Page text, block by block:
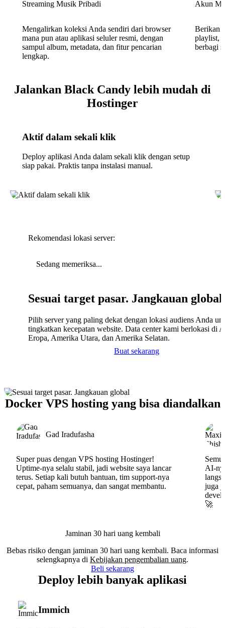
Streaming Musik Pribadi
Mengalirkan koleksi Anda sendiri dari browser
mana pun atau aplikasi seluler resmi, dengan
sampul album, metadata, dan fitur pencarian
lengkap.
Akun
Berikan
playlist,
berbagi
Jalankan Black Candy lebih mudah di
Hostinger
Aktif dalam sekali klik
Deploy aplikasi Anda dalam sekali klik dengan setup
siap pakai. Praktis tanpa instalasi manual.
Rekomendasi lokasi server:
Sedang memeriksa...
Sesuai target pasar. Jangkauan global
Pilih server yang paling dekat dengan lokasi audiens Anda
tingkatkan kecepatan website. Data center kami berlokasi di
Eropa, Amerika Utara, dan Amerika Selatan.
Buat sekarang
Docker VPS hosting yang bisa diandalkan
Gad Iradufasha
Super puas dengan VPS hosting Hostinger!
Uptime-nya selalu stabil, jadi website saya lancar
terus. Setiap kali butuh bantuan, tim support-nya
cepat, paham semuanya, dan sangat membantu.
AI-
juga
🚀
Jaminan 30 hari uang kembali
Bebas risiko dengan jaminan 30 hari uang kembali. Baca informasi
selengkapnya di Kebijakan pengembalian uang.
Beli sekarang
Deploy lebih banyak aplikasi
Immich